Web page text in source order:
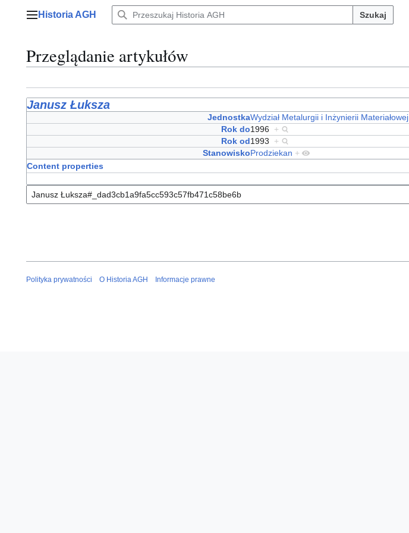
Menu główne
Historia AGH Szukaj
Przeglądanie artykułów
Janusz Łuksza
JednostkaWydział Metalurgii i Inżynierii Materiałowej
Rok do1996
+
Rok od1993
+
StanowiskoProdziekan +
Content properties
Polityka prywatności O Historia AGH Informacje prawne